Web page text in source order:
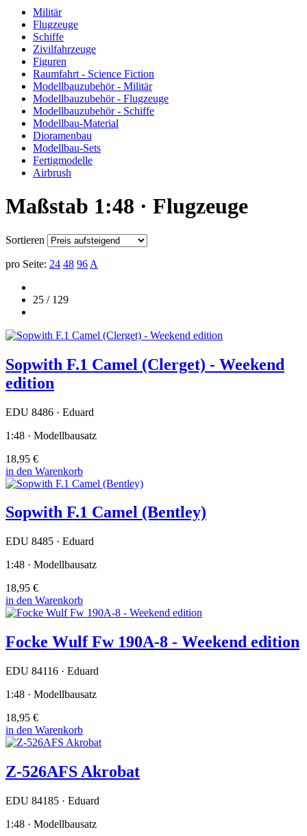
Militär
Flugzeuge
Schiffe
Zivilfahrzeuge
Figuren
Raumfahrt - Science Fiction
Modellbauzubehör - Militär
Modellbauzubehör - Flugzeuge
Modellbauzubehör - Schiffe
Modellbau-Material
Dioramenbau
Modellbau-Sets
Fertigmodelle
Airbrush
Maßstab 1:48 · Flugzeuge
Sortieren
pro Seite: 24 48 96 A
25 / 129
Sopwith F.1 Camel (Clerget) - Weekend
edition
EDU 8486 · Eduard
1:48 · Modellbausatz
18,95 €
in den Warenkorb
Sopwith F.1 Camel (Bentley)
EDU 8485 · Eduard
1:48 · Modellbausatz
18,95 €
in den Warenkorb
Focke Wulf Fw 190A-8 - Weekend edition
EDU 84116 · Eduard
1:48 · Modellbausatz
18,95 €
in den Warenkorb
Z-526AFS Akrobat
EDU 84185 · Eduard
1:48 · Modellbausatz